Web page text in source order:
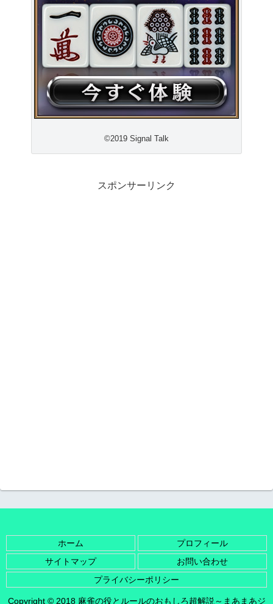
©2019 Signal Talk
スポンサーリンク
ホーム
プロフィール
サイトマップ
お問い合わせ
プライバシーポリシー
Copyright © 2018 麻雀の役とルールのおもしろ超解説～まあまあジ